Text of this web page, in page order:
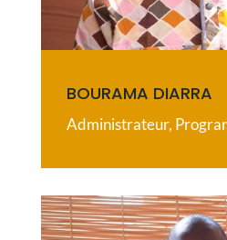
BOURAMA DIARRA
Administrateur,